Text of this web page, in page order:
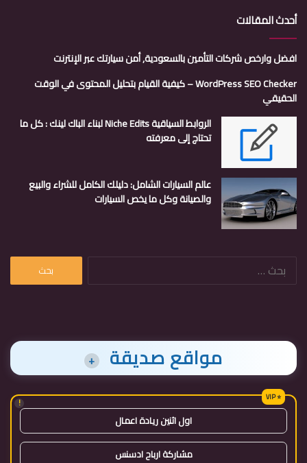
أحدث المقالات
افضل وارخص شركات التأمين بالسعودية, أمن سيارتك عبر الإنترنت
WordPress SEO Checker – كيفية القيام بتحليل المحتوى في الوقت
الحقيقي
الروابط السياقية Niche Edits لبناء الباك لينك : كل ما
تحتاج إلى معرفته
عالم السيارات الشامل: دليلك الكامل للشراء والبيع
والصيانة وكل ما يخص السيارات
البحث
مواقع صديقة +
!
اول اثنين ريادة اعمال
مشاركة ارباح ادسنس